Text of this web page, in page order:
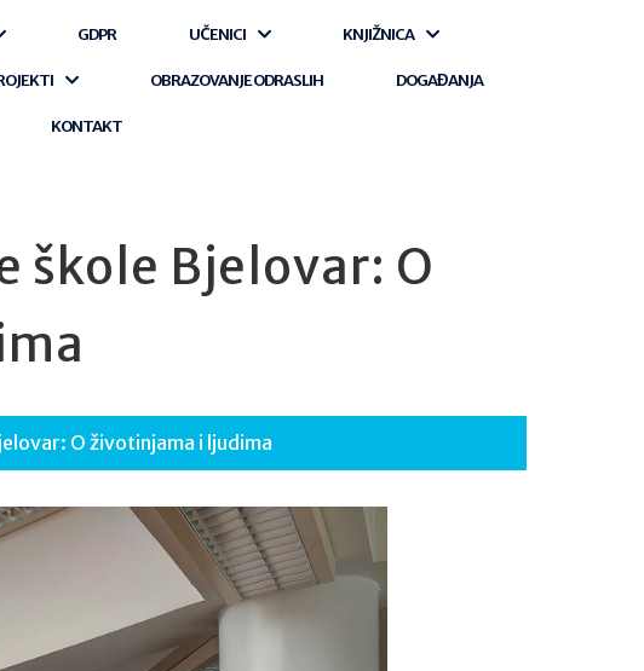
GDPR UČENICI KNJIŽNICA
OBRAZOVANJE ODRASLIH DOGAĐANJA
KONTAKT
škole Bjelovar: O
O životinjama i ljudima